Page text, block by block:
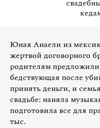
Юная Анаели из
жертвой договорного
родителям
бедствующая после
принять деньги, и
свадьбе: наняла
подготовила все для
тыс.